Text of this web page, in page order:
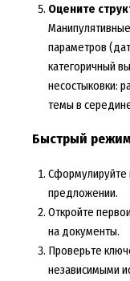
Оцените
параметров
категоричный
несостыковки:
темы в
Быстрый режим
Сформулируйте
предложении.
Откройте
на документы.
Проверьте
независимыми